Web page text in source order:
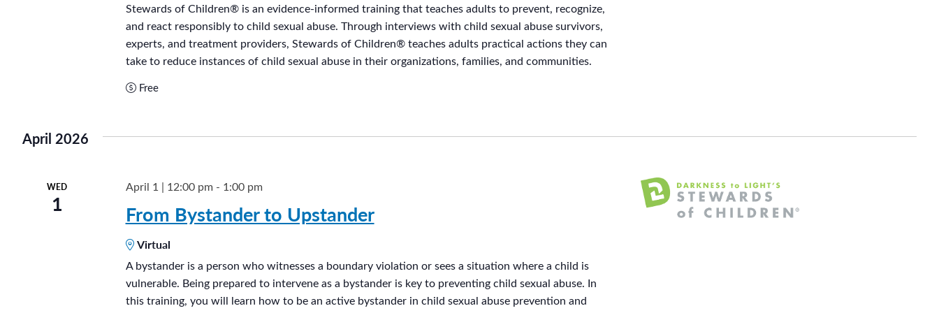
e
.
a
r
d
s
d
n
®
Stewards of Children® is an evidence-informed training that teaches adults to prevent, recognize,
and react responsibly to child sexual abuse. Through interviews with child sexual abuse survivors,
experts, and treatment providers, Stewards of Children® teaches adults practical actions they can
take to reduce instances of child sexual abuse in their organizations, families, and communities.
Free
April 2026
WED
1 From Bystander to Upstander
April 1 | 12:00 pm- 1:00 pm
Virtual
A bystander is a person who witnesses a boundary violation or sees a situation where a child is
vulnerable. Being prepared to intervene as a bystander is key to preventing child sexual abuse. In
this training, you will learn how to be an active bystander in child sexual abuse prevention and